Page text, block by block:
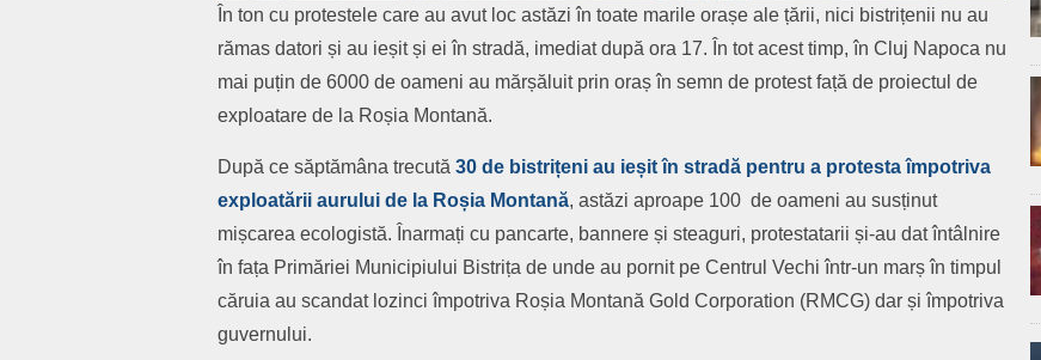
În ton cu protestele care au avut loc astăzi în toate marile orașe ale țării, nici bistrițenii nu au
rămas datori și au ieșit și ei în stradă, imediat după ora 17. În tot acest timp, în Cluj Napoca nu
mai puțin de 6000 de oameni au mărșăluit prin oraș în semn de protest față de proiectul de
exploatare de la Roșia Montană.
După ce săptămâna trecută 30 de bistrițeni au ieșit în stradă pentru a protesta împotriva
exploatării aurului de la Roșia Montană, astăzi aproape 100 de oameni au susținut
mișcarea ecologistă. Înarmați cu pancarte, bannere și steaguri, protestatarii și-au dat întâlnire
în fața Primăriei Municipiului Bistrița de unde au pornit pe Centrul Vechi într-un marș în timpul
căruia au scandat lozinci împotriva Roșia Montană Gold Corporation (RMCG) dar și împotriva
guvernului.